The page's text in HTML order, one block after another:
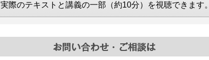
実際のテキストと講義の一部（約10分）を視聴できます。